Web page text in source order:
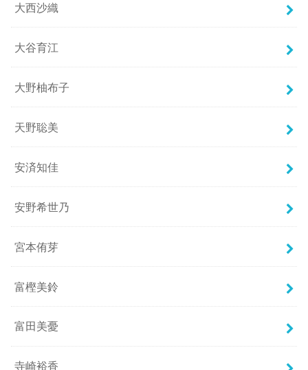
大西沙織
大谷育江
大野柚布子
天野聡美
安済知佳
安野希世乃
宮本侑芽
富樫美鈴
富田美憂
寺崎裕香